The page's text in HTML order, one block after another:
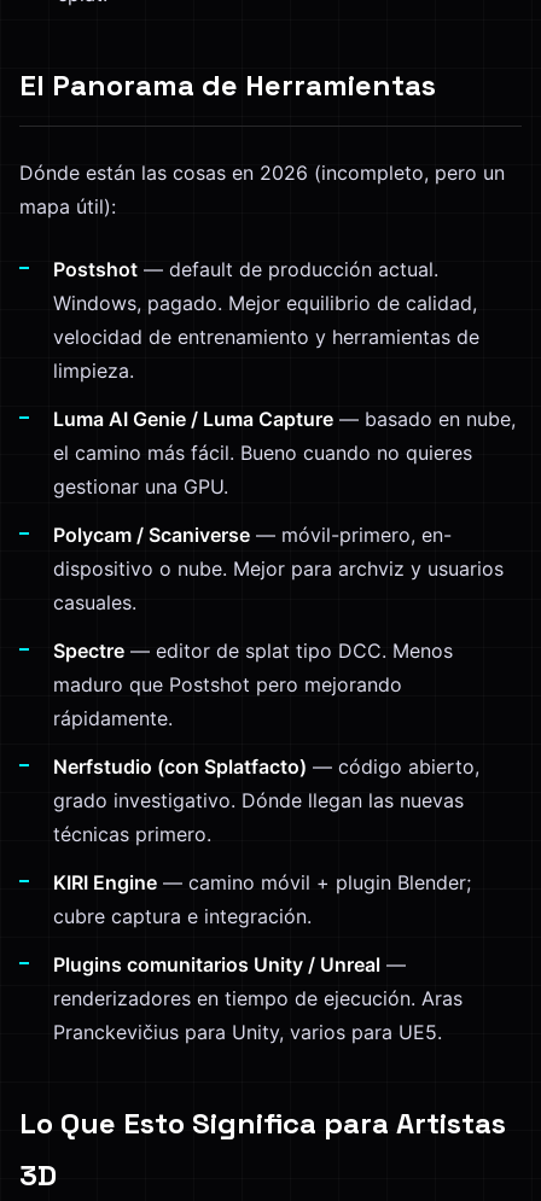
El Panorama de Herramientas
Dónde están las cosas en 2026 (incompleto, pero un
mapa útil):
Postshot — default de producción actual.
Windows, pagado. Mejor equilibrio de calidad,
velocidad de entrenamiento y herramientas de
limpieza.
Luma AI Genie / Luma Capture — basado en nube,
el camino más fácil. Bueno cuando no quieres
gestionar una GPU.
Polycam / Scaniverse — móvil-primero, en-
dispositivo o nube. Mejor para archviz y usuarios
casuales.
Spectre — editor de splat tipo DCC. Menos
maduro que Postshot pero mejorando
rápidamente.
Nerfstudio (con Splatfacto) — código abierto,
grado investigativo. Dónde llegan las nuevas
técnicas primero.
KIRI Engine — camino móvil + plugin Blender;
cubre captura e integración.
Plugins comunitarios Unity / Unreal —
renderizadores en tiempo de ejecución. Aras
Pranckevičius para Unity, varios para UE5.
Lo Que Esto Significa para Artistas
3D